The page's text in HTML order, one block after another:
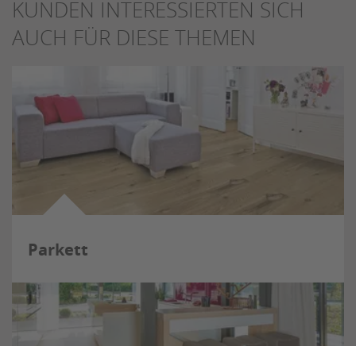
KUNDEN INTERESSIERTEN SICH
AUCH FÜR DIESE THEMEN
Parkett